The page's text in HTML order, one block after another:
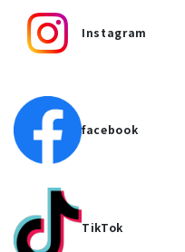
Instagram
facebook
TikTok